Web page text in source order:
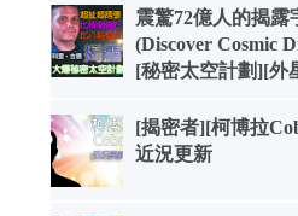
震驚72億人的揭露
(Discover Cosmic
[秘密太空計劃][外
[揭密者][柯博拉
近況更新